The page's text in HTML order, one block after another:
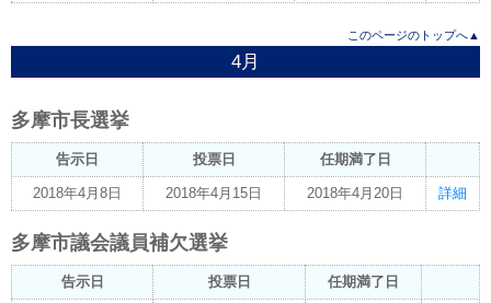
このページのトップへ▲
4月
多摩市長選挙
告示日 投票日 任期満了日
2018年4月8日 2018年4月15日 2018年4月20日 詳細
多摩市議会議員補欠選挙
告示日 投票日 任期満了日